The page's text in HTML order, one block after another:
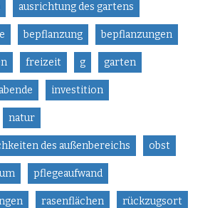
ausrichtung des gartens
bepflanzung bepflanzungen
freizeit g garten
investition
natur
des außenbereichs obst
pflegeaufwand
rasenflächen rückzugsort